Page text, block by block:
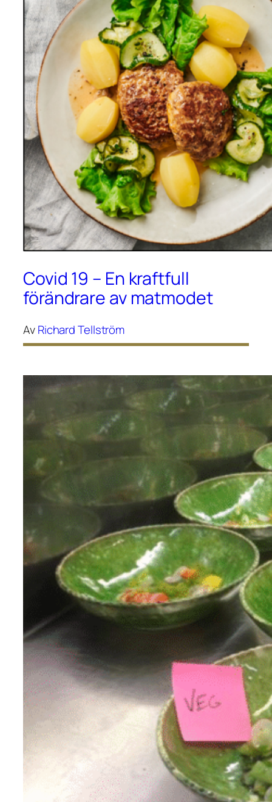
Covid 19 – En kraftfull
förändrare av matmodet
AvRichard Tellström